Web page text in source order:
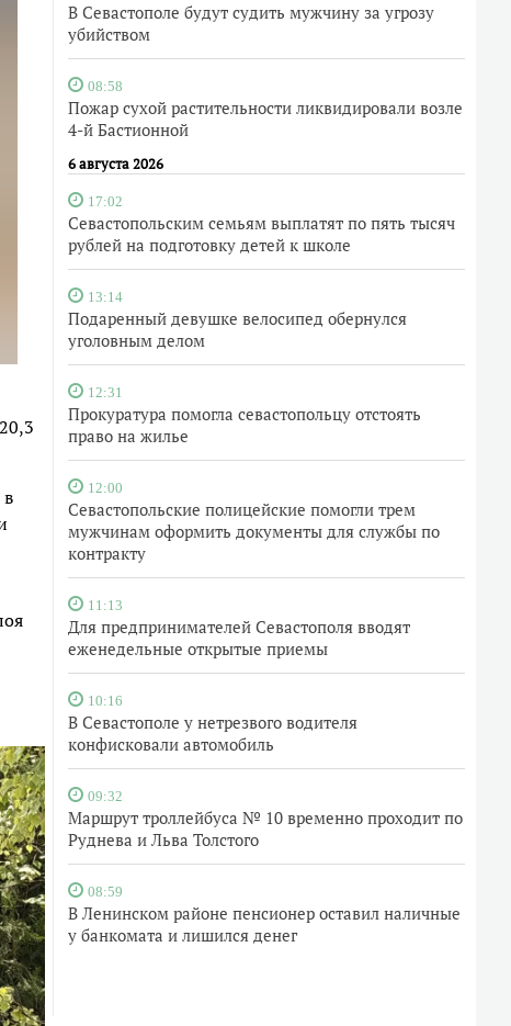
В Севастополе будут судить мужчину за угрозу
убийством
08:58
Пожар сухой растительности ликвидировали возле
4-й Бастионной
6 августа 2026
17:02
Севастопольским семьям выплатят по пять тысяч
рублей на подготовку детей к школе
13:14
Подаренный девушке велосипед обернулся
уголовным делом
12:31
Прокуратура помогла севастопольцу отстоять
право на жилье
12:00
Севастопольские полицейские помогли трем
мужчинам оформить документы для службы по
контракту
11:13
Для предпринимателей Севастополя вводят
еженедельные открытые приемы
10:16
В Севастополе у нетрезвого водителя
конфисковали автомобиль
09:32
Маршрут троллейбуса № 10 временно проходит по
Руднева и Льва Толстого
08:59
В Ленинском районе пенсионер оставил наличные
у банкомата и лишился денег